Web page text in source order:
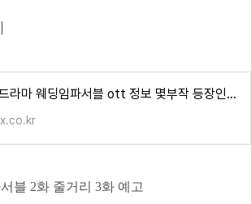
tvn 드라마 웨딩임파서블 ott 정보 몇부작 등장인물 인물관계도 1화 줄거리
블 2화 줄거리 3화 예고